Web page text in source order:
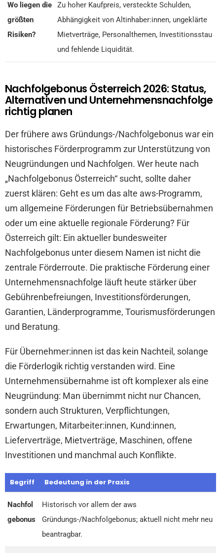
Wo liegen die
größten
Risiken?
Zu hoher Kaufpreis, versteckte Schulden,
Abhängigkeit von Altinhaber:innen, ungeklärte
Mietverträge, Personalthemen, Investitionsstau
und fehlende Liquidität.
Nachfolgebonus Österreich 2026: Status,
Alternativen und Unternehmensnachfolge
richtig planen
Der frühere aws Gründungs-/Nachfolgebonus war ein
historisches Förderprogramm zur Unterstützung von
Neugründungen und Nachfolgen. Wer heute nach
„Nachfolgebonus Österreich“ sucht, sollte daher
zuerst klären: Geht es um das alte aws-Programm,
um allgemeine Förderungen für Betriebsübernahmen
oder um eine aktuelle regionale Förderung? Für
Österreich gilt: Ein aktueller bundesweiter
Nachfolgebonus unter diesem Namen ist nicht die
zentrale Förderroute. Die praktische Förderung einer
Unternehmensnachfolge läuft heute stärker über
Gebührenbefreiungen, Investitionsförderungen,
Garantien, Länderprogramme, Tourismusförderungen
und Beratung.
Für Übernehmer:innen ist das kein Nachteil, solange
die Förderlogik richtig verstanden wird. Eine
Unternehmensübernahme ist oft komplexer als eine
Neugründung: Man übernimmt nicht nur Chancen,
sondern auch Strukturen, Verpflichtungen,
Erwartungen, Mitarbeiter:innen, Kund:innen,
Lieferverträge, Mietverträge, Maschinen, offene
Investitionen und manchmal auch Konflikte.
Begriff Bedeutung in der Praxis
Nachfol
gebonus
Historisch vor allem der aws
Gründungs-/Nachfolgebonus; aktuell nicht mehr neu
beantragbar.